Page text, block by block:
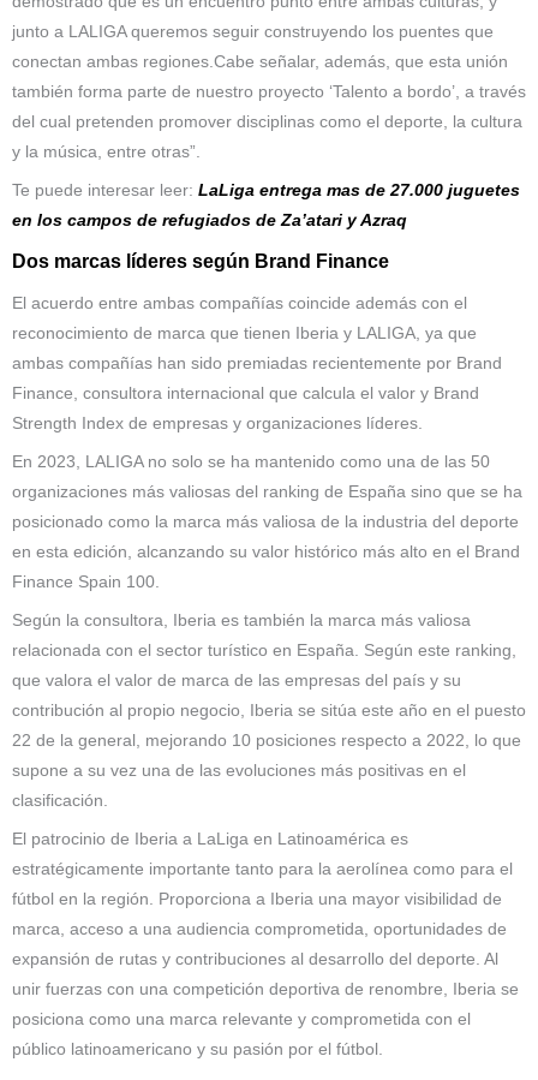
junto a LALIGA queremos seguir construyendo los puentes que
conectan ambas regiones.Cabe señalar, además, que esta unión
también forma parte de nuestro proyecto ‘Talento a bordo’, a través
del cual pretenden promover disciplinas como el deporte, la cultura
y la música, entre otras”.
Te puede interesar leer: LaLiga entrega mas de 27.000 juguetes
en los campos de refugiados de Za’atari y Azraq
Dos marcas líderes según Brand Finance
El acuerdo entre ambas compañías coincide además con el
reconocimiento de marca que tienen Iberia y LALIGA, ya que
ambas compañías han sido premiadas recientemente por Brand
Finance, consultora internacional que calcula el valor y Brand
Strength Index de empresas y organizaciones líderes.
En 2023, LALIGA no solo se ha mantenido como una de las 50
organizaciones más valiosas del ranking de España sino que se ha
posicionado como la marca más valiosa de la industria del deporte
en esta edición, alcanzando su valor histórico más alto en el Brand
Finance Spain 100.
Según la consultora, Iberia es también la marca más valiosa
relacionada con el sector turístico en España. Según este ranking,
que valora el valor de marca de las empresas del país y su
contribución al propio negocio, Iberia se sitúa este año en el puesto
22 de la general, mejorando 10 posiciones respecto a 2022, lo que
supone a su vez una de las evoluciones más positivas en el
clasificación.
El patrocinio de Iberia a LaLiga en Latinoamérica es
estratégicamente importante tanto para la aerolínea como para el
fútbol en la región. Proporciona a Iberia una mayor visibilidad de
marca, acceso a una audiencia comprometida, oportunidades de
expansión de rutas y contribuciones al desarrollo del deporte. Al
unir fuerzas con una competición deportiva de renombre, Iberia se
posiciona como una marca relevante y comprometida con el
público latinoamericano y su pasión por el fútbol.